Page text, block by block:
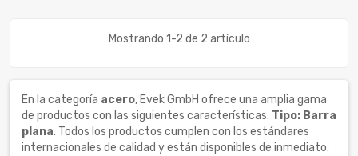
Mostrando 1-2 de 2 artículo
En la categoría acero, Evek GmbH ofrece una amplia gama
de productos con las siguientes características: Tipo: Barra
plana. Todos los productos cumplen con los estándares
internacionales de calidad y están disponibles de inmediato.